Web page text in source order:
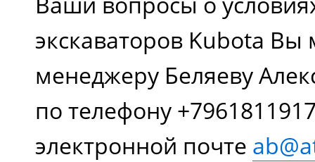
экскаваторов Kubota Вы
менеджеру Беляеву
по телефону
электронной почте